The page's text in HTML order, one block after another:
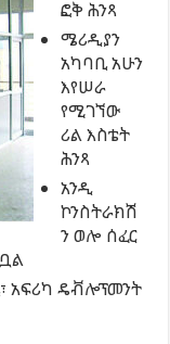
ፎቅ ሕንጻ
ሜሪዲያን
አካባቢ አሁን
እየሠራ
የሚገኘው
ሪል እስቴት
ሕንጻ
አንዲ
ኮንስትራክሽ
ን ወሎ ሰፈር
አፍሪካ ዴቭሎፕመንት